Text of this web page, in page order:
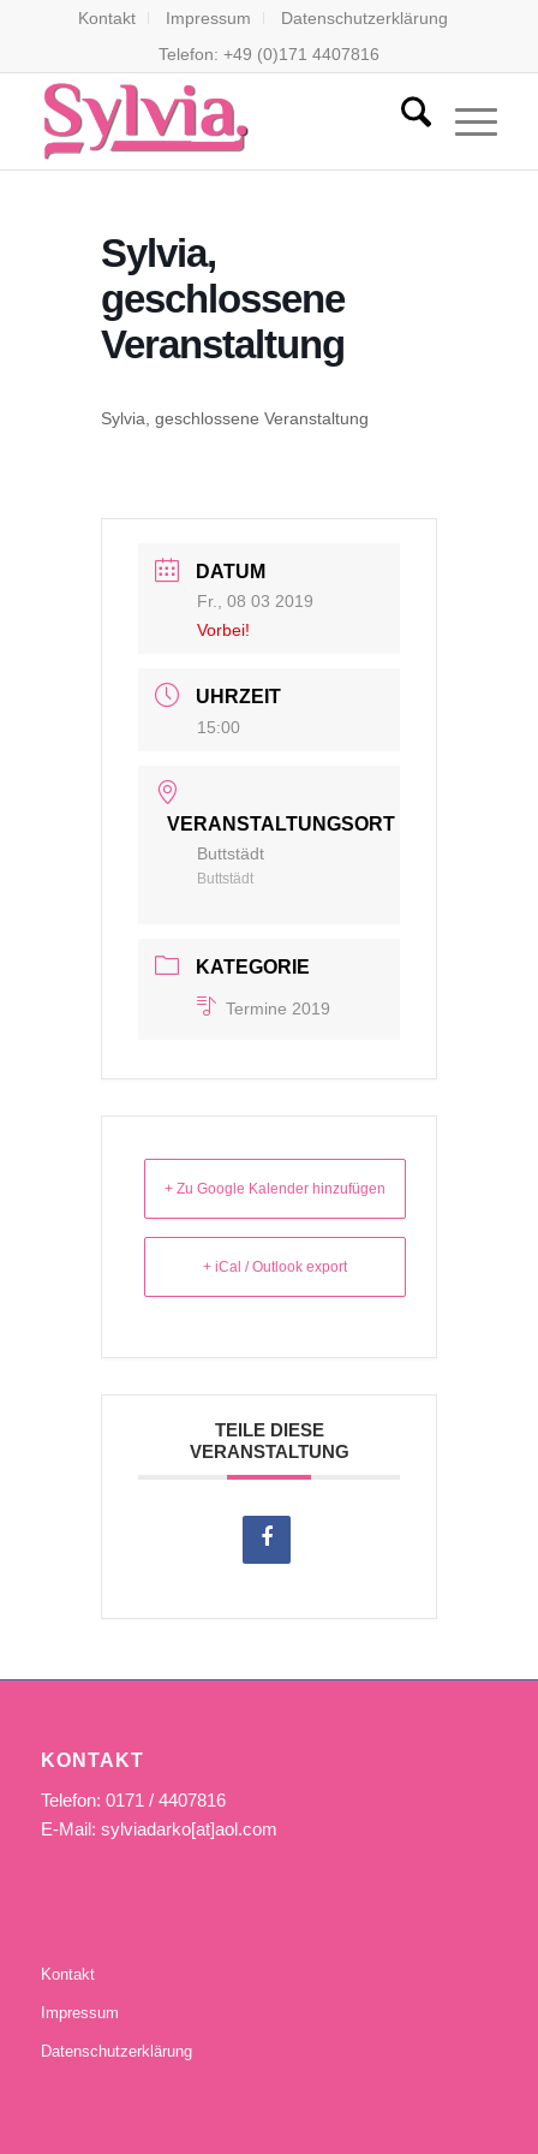
Kontakt Impressum
Datenschutzerklärung
Telefon: +49 (0)171 4407816
Sylvia,
geschlossene
Veranstaltung
Sylvia, geschlossene Veranstaltung
DATUM
Fr., 08 03 2019
Vorbei!
UHRZEIT
15:00
VERANSTALTUNGSORT
Buttstädt
Buttstädt
KATEGORIE
Termine 2019
+ Zu Google Kalender hinzufügen
+ iCal / Outlook export
TEILE DIESE
VERANSTALTUNG
KONTAKT
Telefon: 0171 / 4407816
E-Mail: sylviadarko[at]aol.com
Kontakt
Impressum
Datenschutzerklärung